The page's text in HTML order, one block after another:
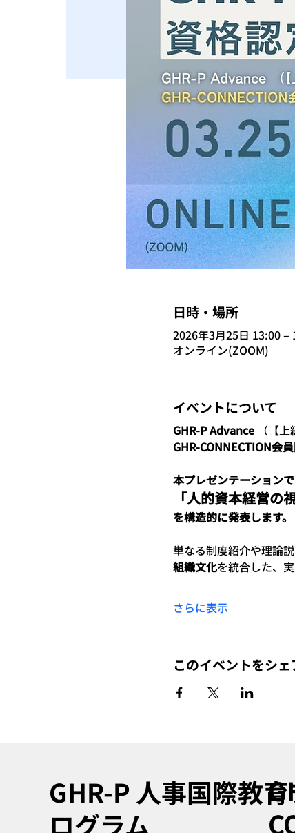
日時・場所
2026年3月25日 13:00 –
オンライン(ZOOM)
イベントについて
GHR-P Advance （【
GHR-CONNECTION会
本プレゼンテーション
「人的資本経営の
を構造的に発表します。
単なる制度紹介や理論説
組織文化を統合した、
さらに表示
このイベントをシェ
GHR-P 人事国際教
ログラム